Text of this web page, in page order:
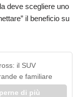
deve scegliere uno
il beneficio su
il SUV
e familiare
di più